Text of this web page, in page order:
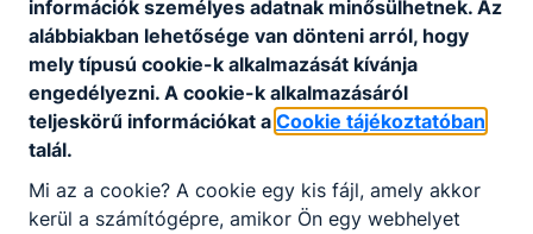
munkabér illeti meg, ami önálló jövedelmet
jelent a diákok számára már a tanulmányok
alatt.
Miért jó ez a cégeknek?
információk személyes adatnak minősülhetnek. Az
alábbiakban lehetősége van dönteni arról, hogy
mely típusú cookie-k alkalmazását kívánja
engedélyezni. A cookie-k alkalmazásáról
teljeskörű információkat a Cookie tájékoztatóban
talál.
Mi az a cookie? A cookie egy kis fájl, amely akkor
kerül a számítógépre, amikor Ön egy webhelyet